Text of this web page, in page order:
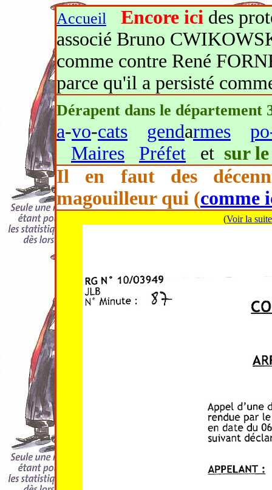
Accueil Encore ici des
associé Bruno
comme contre René
parce qu'il a persisté
Dérapent dans le département
a-vo-cats gendarmes
Maires
Préfet et sur
Il en faut des
magouilleur qui (comme
(Voir la